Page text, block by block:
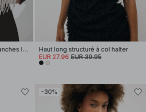
Haut structuré drapé à manches longues
Haut long structuré à col halter
EUR 27.96 EUR 39.95
-30%